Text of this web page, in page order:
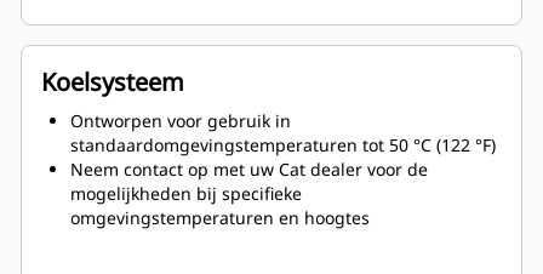
Koelsysteem
Ontworpen voor gebruik in
standaardomgevingstemperaturen tot 50 °C (122 °F)
Neem contact op met uw Cat dealer voor de
mogelijkheden bij specifieke
omgevingstemperaturen en hoogtes